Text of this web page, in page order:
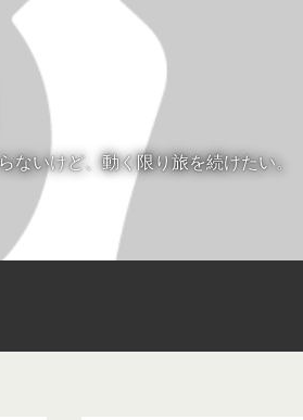
いけど、動く限り旅を続けたい。